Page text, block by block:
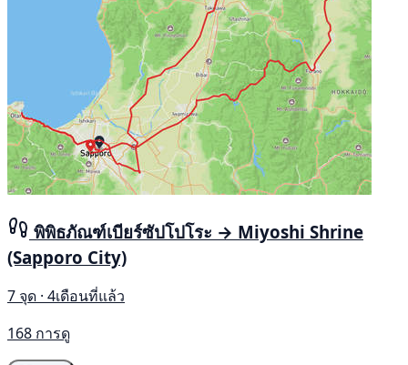
พิพิธภัณฑ์เบียร์ซัปโปโระ → Miyoshi Shrine
(Sapporo City)
7 จุด · 4เดือนที่แล้ว
168 การดู